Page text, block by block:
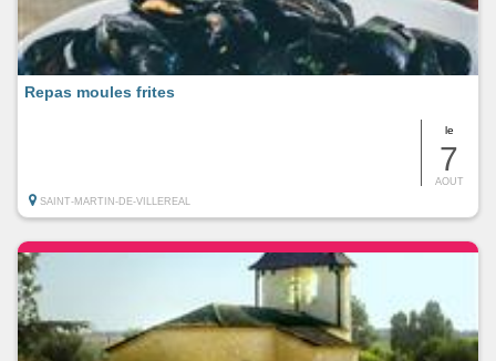
le
7
AOUT
Repas moules frites
SAINT-MARTIN-DE-VILLEREAL